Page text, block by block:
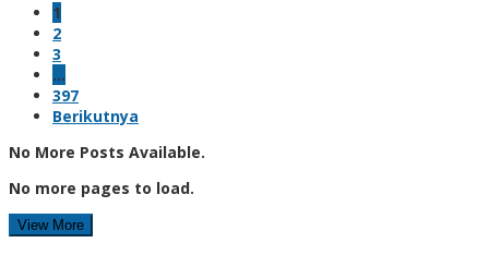
1
2
3
…
397
Berikutnya
No More Posts Available.
No more pages to load.
View More